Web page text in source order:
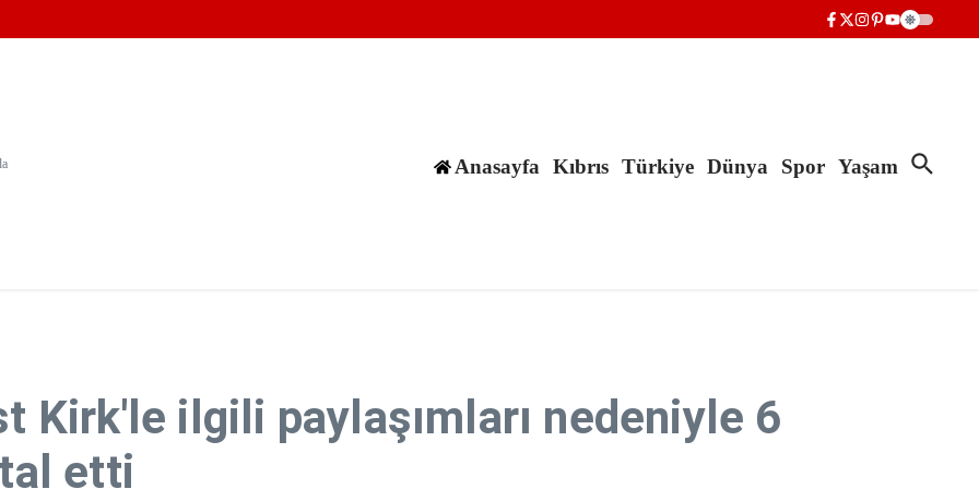
Anasayfa Kıbrıs Türkiye Dünya Spor Yaşam
Kirk'le ilgili paylaşımları nedeniyle 6
etti